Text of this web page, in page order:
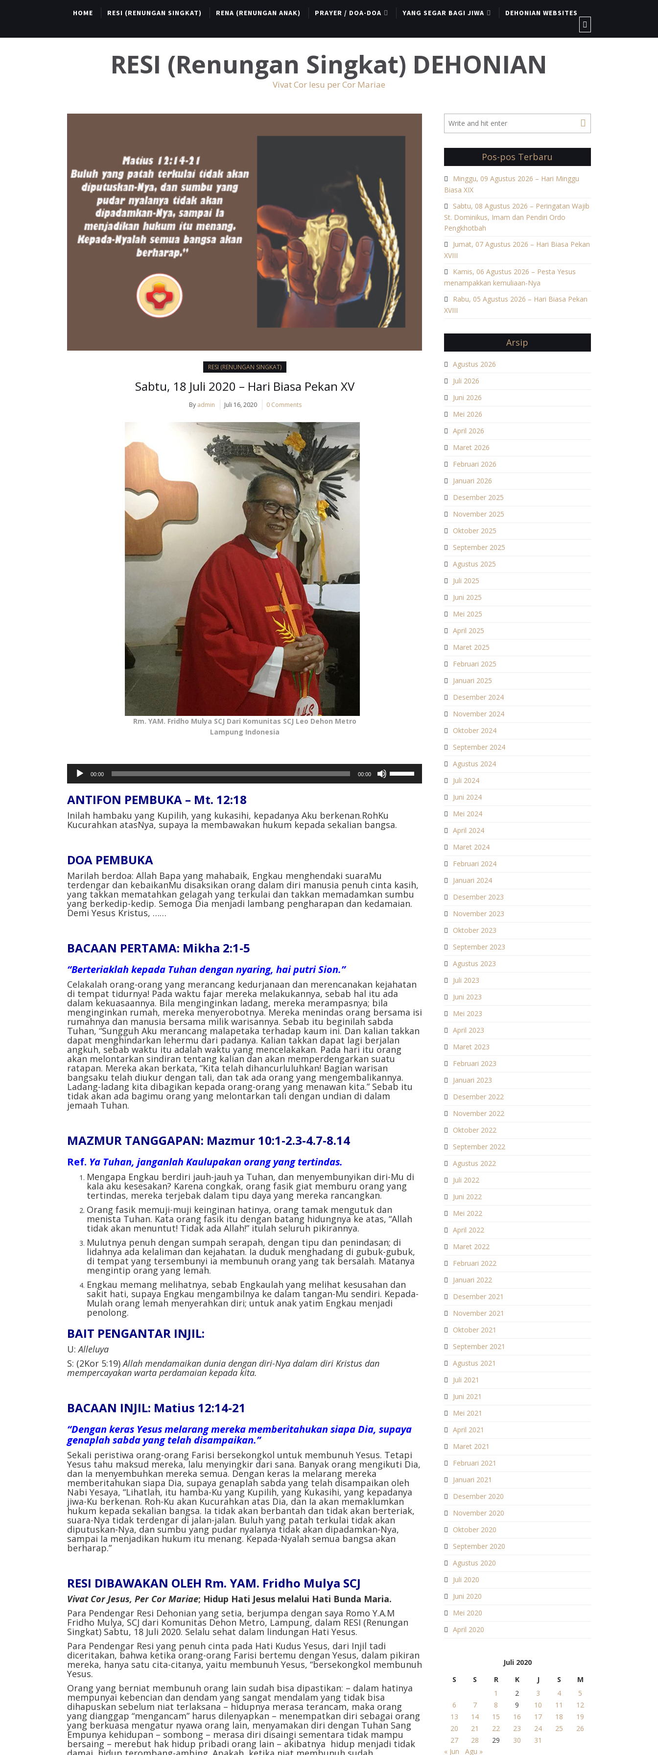
HOME RESI (RENUNGAN SINGKAT) RENA (RENUNGAN ANAK) PRAYER / DOA-DOA YANG SEGAR BAGI JIWA DEHONIAN WEBSITES
RESI (Renungan Singkat) DEHONIAN
Vivat Cor Iesu per Cor Mariae
RESI (RENUNGAN SINGKAT)
Sabtu, 18 Juli 2020 – Hari Biasa Pekan XV
By admin Juli 16, 2020 0 Comments
Rm. YAM. Fridho Mulya SCJ Dari Komunitas SCJ Leo Dehon Metro
Lampung Indonesia
Pemutar
Audio
00:00 00:00
menaikkan
ANTIFON PEMBUKA – Mt. 12:18
Inilah hambaku yang Kupilih, yang kukasihi, kepadanya Aku berkenan.RohKu
Kucurahkan atasNya, supaya Ia membawakan hukum kepada sekalian bangsa.
DOA PEMBUKA
Marilah berdoa: Allah Bapa yang mahabaik, Engkau menghendaki suaraMu
terdengar dan kebaikanMu disaksikan orang dalam diri manusia penuh cinta kasih,
yang takkan mematahkan gelagah yang terkulai dan takkan memadamkan sumbu
yang berkedip-kedip. Semoga Dia menjadi lambang pengharapan dan kedamaian.
Demi Yesus Kristus, ……
BACAAN PERTAMA: Mikha 2:1-5
“Berteriaklah kepada Tuhan dengan nyaring, hai putri Sion.”
Celakalah orang-orang yang merancang kedurjanaan dan merencanakan kejahatan
di tempat tidurnya! Pada waktu fajar mereka melakukannya, sebab hal itu ada
dalam kekuasaannya. Bila menginginkan ladang, mereka merampasnya; bila
menginginkan rumah, mereka menyerobotnya. Mereka menindas orang bersama isi
rumahnya dan manusia bersama milik warisannya. Sebab itu beginilah sabda
Tuhan, “Sungguh Aku merancang malapetaka terhadap kaum ini. Dan kalian takkan
dapat menghindarkan lehermu dari padanya. Kalian takkan dapat lagi berjalan
angkuh, sebab waktu itu adalah waktu yang mencelakakan. Pada hari itu orang
akan melontarkan sindiran tentang kalian dan akan memperdengarkan suatu
ratapan. Mereka akan berkata, “Kita telah dihancurluluhkan! Bagian warisan
bangsaku telah diukur dengan tali, dan tak ada orang yang mengembalikannya.
Ladang-ladang kita dibagikan kepada orang-orang yang menawan kita.” Sebab itu
tidak akan ada bagimu orang yang melontarkan tali dengan undian di dalam
jemaah Tuhan.
MAZMUR TANGGAPAN: Mazmur 10:1-2.3-4.7-8.14
Ref. Ya Tuhan, janganlah Kaulupakan orang yang tertindas.
Mengapa Engkau berdiri jauh-jauh ya Tuhan, dan menyembunyikan diri-Mu di
kala aku kesesakan? Karena congkak, orang fasik giat memburu orang yang
tertindas, mereka terjebak dalam tipu daya yang mereka rancangkan.
Orang fasik memuji-muji keinginan hatinya, orang tamak mengutuk dan
menista Tuhan. Kata orang fasik itu dengan batang hidungnya ke atas, “Allah
tidak akan menuntut! Tidak ada Allah!” itulah seluruh pikirannya.
Mulutnya penuh dengan sumpah serapah, dengan tipu dan penindasan; di
lidahnya ada kelaliman dan kejahatan. Ia duduk menghadang di gubuk-gubuk,
di tempat yang tersembunyi ia membunuh orang yang tak bersalah. Matanya
mengintip orang yang lemah.
Engkau memang melihatnya, sebab Engkaulah yang melihat kesusahan dan
sakit hati, supaya Engkau mengambilnya ke dalam tangan-Mu sendiri. Kepada-
Mulah orang lemah menyerahkan diri; untuk anak yatim Engkau menjadi
penolong.
BAIT PENGANTAR INJIL:
U: Alleluya
S: (2Kor 5:19)Allah mendamaikan dunia dengan diri-Nya dalam diri Kristus dan
mempercayakan warta perdamaian kepada kita.
BACAAN INJIL: Matius 12:14-21
“Dengan keras Yesus melarang mereka memberitahukan siapa Dia, supaya
genaplah sabda yang telah disampaikan.”
Sekali peristiwa orang-orang Farisi bersekongkol untuk membunuh Yesus. Tetapi
Yesus tahu maksud mereka, lalu menyingkir dari sana. Banyak orang mengikuti Dia,
dan Ia menyembuhkan mereka semua. Dengan keras Ia melarang mereka
memberitahukan siapa Dia, supaya genaplah sabda yang telah disampaikan oleh
Nabi Yesaya, “Lihatlah, itu hamba-Ku yang Kupilih, yang Kukasihi, yang kepadanya
jiwa-Ku berkenan. Roh-Ku akan Kucurahkan atas Dia, dan Ia akan memaklumkan
hukum kepada sekalian bangsa. Ia tidak akan berbantah dan tidak akan berteriak,
suara-Nya tidak terdengar di jalan-jalan. Buluh yang patah terkulai tidak akan
diputuskan-Nya, dan sumbu yang pudar nyalanya tidak akan dipadamkan-Nya,
sampai Ia menjadikan hukum itu menang. Kepada-Nyalah semua bangsa akan
berharap.”
RESI DIBAWAKAN OLEH Rm. YAM. Fridho Mulya SCJ
Vivat Cor Jesus, Per Cor Mariae; Hidup Hati Jesus melalui Hati Bunda Maria.
Para Pendengar Resi Dehonian yang setia, berjumpa dengan saya Romo Y.A.M
Fridho Mulya, SCJ dari Komunitas Dehon Metro, Lampung, dalam RESI (Renungan
Singkat) Sabtu, 18 Juli 2020. Selalu sehat dalam lindungan Hati Yesus.
Para Pendengar Resi yang penuh cinta pada Hati Kudus Yesus, dari Injil tadi
diceritakan, bahwa ketika orang-orang Farisi bertemu dengan Yesus, dalam pikiran
mereka, hanya satu cita-citanya, yaitu membunuh Yesus, “bersekongkol membunuh
Yesus.
Orang yang berniat membunuh orang lain sudah bisa dipastikan: – dalam hatinya
mempunyai kebencian dan dendam yang sangat mendalam yang tidak bisa
dihapuskan sebelum niat terlaksana – hidupnya merasa terancam, maka orang
yang dianggap “mengancam” harus dilenyapkan – menempatkan diri sebagai orang
yang berkuasa mengatur nyawa orang lain, menyamakan diri dengan Tuhan Sang
Empunya kehidupan – sombong – merasa diri disaingi sementara tidak mampu
bersaing – merebut hak hidup pribadi orang lain – akibatnya hidup menjadi tidak
Pos-pos Terbaru
Minggu, 09 Agustus 2026 – Hari Minggu
Biasa XIX
Sabtu, 08 Agustus 2026 – Peringatan Wajib
St. Dominikus, Imam dan Pendiri Ordo
Pengkhotbah
Jumat, 07 Agustus 2026 – Hari Biasa Pekan
XVIII
Kamis, 06 Agustus 2026 – Pesta Yesus
menampakkan kemuliaan-Nya
Rabu, 05 Agustus 2026 – Hari Biasa Pekan
XVIII
Arsip
Agustus 2026
Juli 2026
Juni 2026
Mei 2026
April 2026
Maret 2026
Februari 2026
Januari 2026
Desember 2025
November 2025
Oktober 2025
September 2025
Agustus 2025
Juli 2025
Juni 2025
Mei 2025
April 2025
Maret 2025
Februari 2025
Januari 2025
Desember 2024
November 2024
Oktober 2024
September 2024
Agustus 2024
Juli 2024
Juni 2024
Mei 2024
April 2024
Maret 2024
Februari 2024
Januari 2024
Desember 2023
November 2023
Oktober 2023
September 2023
Agustus 2023
Juli 2023
Juni 2023
Mei 2023
April 2023
Maret 2023
Februari 2023
Januari 2023
Desember 2022
November 2022
Oktober 2022
September 2022
Agustus 2022
Juli 2022
Juni 2022
Mei 2022
April 2022
Maret 2022
Februari 2022
Januari 2022
Desember 2021
November 2021
Oktober 2021
September 2021
Agustus 2021
Juli 2021
Juni 2021
Mei 2021
April 2021
Maret 2021
Februari 2021
Januari 2021
Desember 2020
November 2020
Oktober 2020
September 2020
Agustus 2020
Juli 2020
Juni 2020
Mei 2020
April 2020
Juli 2020
S
S R K J S
M
1
2 3 4
5
6
7 8 9 10 11
12
13
14 15 16 17 18
19
20
21 22 23 24 25
26
27
28 29 30
31
« Jun
Agu »